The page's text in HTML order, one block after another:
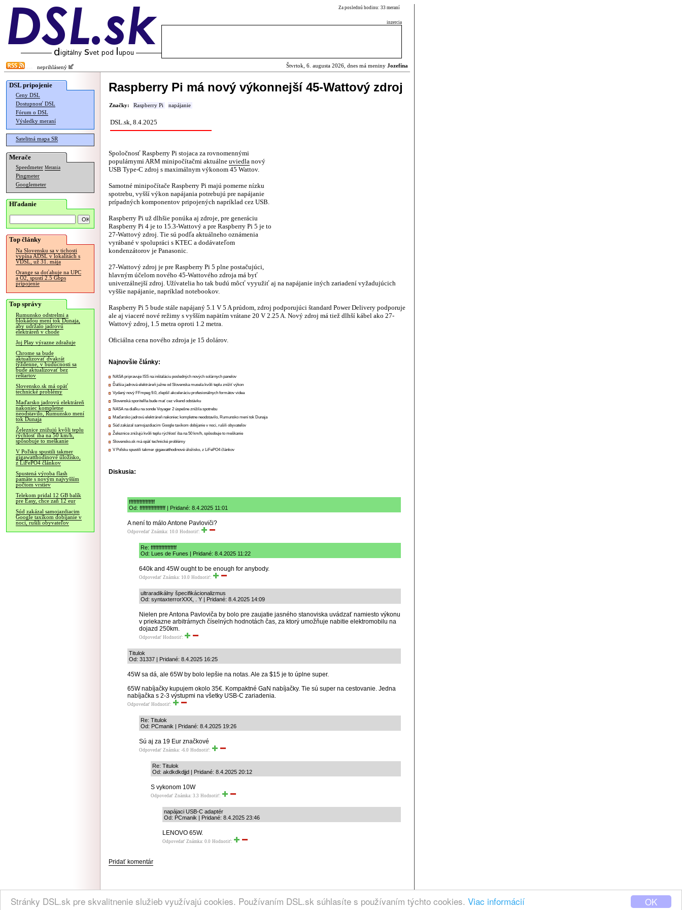
OK
Stránky DSL.sk pre skvalitnenie služieb využívajú cookies. Používaním DSL.sk súhlasíte s používaním týchto cookies. Viac informácií
Za poslednú hodinu: 33 meraní
inzercia
neprihlásený Štvrtok, 6. augusta 2026, dnes má meniny Jozefína
DSL pripojenie
Ceny DSL
Dostupnosť DSL
Fórum o DSL
Výsledky meraní
Satelitná mapa SR
Merače
Speedmeter Merania
Pingmeter
Googlemeter
Hľadanie
Top články
Na Slovensku sa v tichosti
vypína ADSL v lokalitách s
VDSL, už 31. mája
Orange sa doťahuje na UPC
a O2, spustí 2.5 Gbps
pripojenie
Top správy
Rumunsko odstrelmi a
blokádou mení tok Dunaja,
aby udržalo jadrovú
elektráreň v chode
Joj Play výrazne zdražuje
Chrome sa bude
aktualizovať dvakrát
týždenne, v budúcnosti sa
bude aktualizovať bez
reštartov
Slovensko.sk má opäť
technické problémy
Maďarsko jadrovú elektráreň
nakoniec kompletne
neodstavilo, Rumunsko mení
tok Dunaja
Železnice znižujú kvôli teplu
rýchlosť iba na 50 km/h,
spôsobuje to meškanie
V Poľsku spustili takmer
gigawatthodinové úložisko,
z LiFePO4 článkov
Spustená výroba flash
pamäte s novým najvyšším
počtom vrstiev
Telekom pridal 12 GB balík
pre Easy, chce zaň 12 eur
Súd zakázal samojazdiacim
Google taxíkom dobíjanie v
noci, rušili obyvateľov
Raspberry Pi má nový výkonnejší 45-Wattový zdroj
Značky: Raspberry Pi napájanie
DSL.sk, 8.4.2025
Spoločnosť Raspberry Pi stojaca za rovnomennými
populárnymi ARM minipočítačmi aktuálne uviedla nový
USB Type-C zdroj s maximálnym výkonom 45 Wattov.
Samotné minipočítače Raspberry Pi majú pomerne nízku
spotrebu, vyšší výkon napájania potrebujú pre napájanie
prípadných komponentov pripojených napríklad cez USB.
Raspberry Pi už dlhšie ponúka aj zdroje, pre generáciu
Raspberry Pi 4 je to 15.3-Wattový a pre Raspberry Pi 5 je to
27-Wattový zdroj. Tie sú podľa aktuálneho oznámenia
vyrábané v spolupráci s KTEC a dodávateľom
kondenzátorov je Panasonic.
27-Wattový zdroj je pre Raspberry Pi 5 plne postačujúci,
hlavným účelom nového 45-Wattového zdroja má byť
univerzálnejší zdroj. Užívatelia ho tak budú môcť vyyužiť aj na napájanie iných zariadení vyžadujúcich
vyššie napájanie, napríklad notebookov.
Raspberry Pi 5 bude stále napájaný 5.1 V 5 A prúdom, zdroj podporujúci štandard Power Delivery podporuje
ale aj viaceré nové režimy s vyšším napätím vrátane 20 V 2.25 A. Nový zdroj má tiež dlhší kábel ako 27-
Wattový zdroj, 1.5 metra oproti 1.2 metra.
Oficiálna cena nového zdroja je 15 dolárov.
Najnovšie články:
NASA pripravuje ISS na inštaláciu posledných nových solárnych panelov
Ďalšia jadrová elektráreň južne od Slovenska musela kvôli teplu znížiť výkon
Vydaný nový FFmpeg 9.0, zlepšil akceleráciu profesionálnych formátov videa
Slovenská sporiteľňa bude mať cez víkend odstávku
NASA na diaľku na sonde Voyager 2 úspešne znížila spotrebu
Maďarsko jadrovú elektráreň nakoniec kompletne neodstavilo, Rumunsko mení tok Dunaja
Súd zakázal samojazdiacim Google taxíkom dobíjanie v noci, rušili obyvateľov
Železnice znižujú kvôli teplu rýchlosť iba na 50 km/h, spôsobuje to meškanie
Slovensko.sk má opäť technické problémy
V Poľsku spustili takmer gigawatthodinové úložisko, z LiFePO4 článkov
Diskusia:
fffffffffffffffff
Od: fffffffffffffffff | Pridané: 8.4.2025 11:01
A není to málo Antone Pavloviči?
Odpovedať Známka: 10.0 Hodnotiť:
Re: fffffffffffffffff
Od: Lues de Funes | Pridané: 8.4.2025 11:22
640k and 45W ought to be enough for anybody.
Odpovedať Známka: 10.0 Hodnotiť:
ultraradikálny špecifikácionalizmus
Od: syntaxterrorXXX, . Y | Pridané: 8.4.2025 14:09
Nielen pre Antona Pavloviča by bolo pre zaujatie jasného stanoviska uvádzať namiesto výkonu
v priekazne arbitrárnych číselných hodnotách čas, za ktorý umožňuje nabitie elektromobilu na
dojazd 250km.
Odpovedať Hodnotiť:
Titulok
Od: 31337 | Pridané: 8.4.2025 16:25
45W sa dá, ale 65W by bolo lepšie na notas. Ale za $15 je to úplne super.
65W nabíjačky kupujem okolo 35€. Kompaktné GaN nabíjačky. Tie sú super na cestovanie. Jedna
nabíjačka s 2-3 výstupmi na všetky USB-C zariadenia.
Odpovedať Hodnotiť:
Re: Titulok
Od: PCmanik | Pridané: 8.4.2025 19:26
Sú aj za 19 Eur značkové
Odpovedať Známka: -6.0 Hodnotiť:
Re: Titulok
Od: akdkdkdjjd | Pridané: 8.4.2025 20:12
S vykonom 10W
Odpovedať Známka: 3.3 Hodnotiť:
napájaci USB-C adaptér
Od: PCmanik | Pridané: 8.4.2025 23:46
LENOVO 65W.
Odpovedať Známka: 0.0 Hodnotiť:
Pridať komentár
(C) 2004, 2005 DSL.sk | Všetky práva vyhradené. | Kontakt: admin @ dsl.sk
Všetky uvedené informácie sú bez záruky.